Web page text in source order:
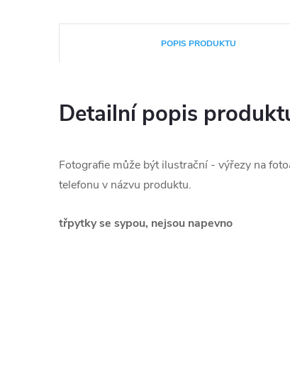
POPIS PRODUKTU
Detailní popis
Fotografie může být ilustrační - výřezy na
telefonu v názvu produktu.
třpytky se sypou, nejsou napevno